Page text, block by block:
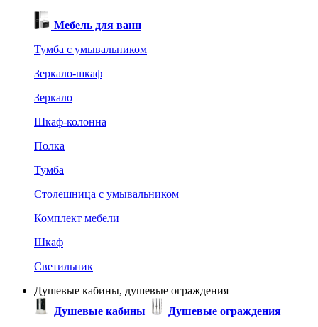
Мебель для ванн
Тумба с умывальником
Зеркало-шкаф
Зеркало
Шкаф-колонна
Полка
Тумба
Столешница с умывальником
Комплект мебели
Шкаф
Светильник
Душевые кабины, душевые ограждения
Душевые кабины
Душевые ограждения